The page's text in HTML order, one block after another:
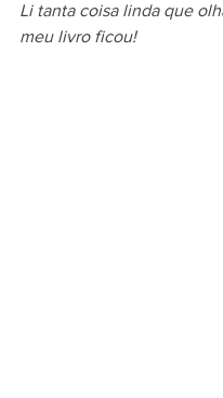
Li tanta coisa linda que
meu livro ficou!